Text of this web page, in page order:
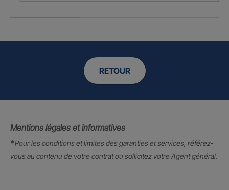
RETOUR
Mentions légales et informatives
*Pour les conditions et limites des garanties et services, référez-
vous au contenu de votre contrat ou sollicitez votre Agent général.